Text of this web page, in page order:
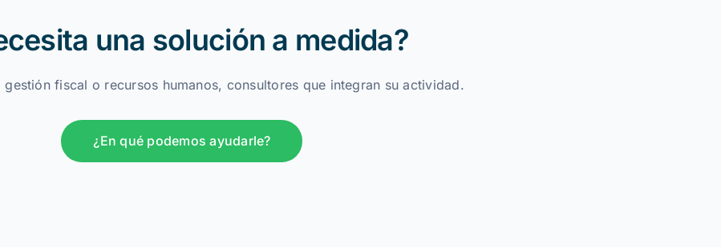
una solución a medida?
fiscal o recursos humanos, consultores que integran su actividad.
¿En qué podemos ayudarle?